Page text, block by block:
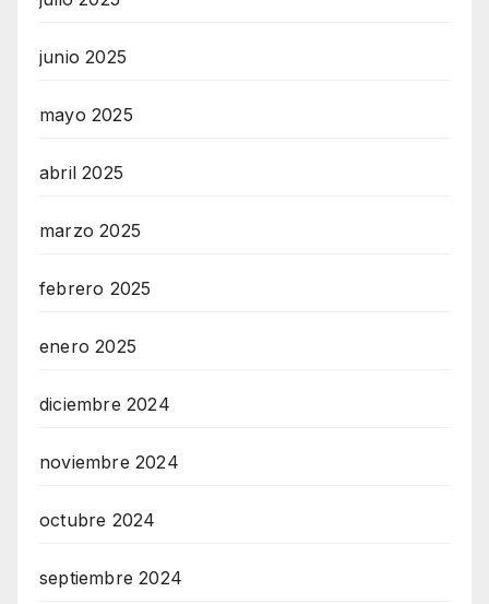
i
n
junio 2025
mayo 2025
abril 2025
marzo 2025
febrero 2025
enero 2025
diciembre 2024
noviembre 2024
octubre 2024
septiembre 2024